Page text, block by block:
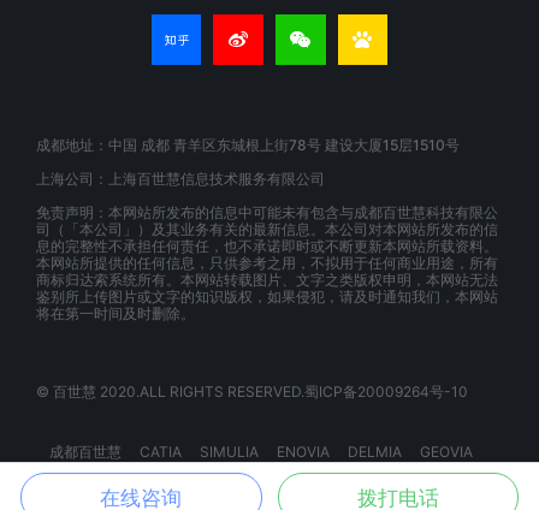
成都地址：中国 成都 青羊区东城根上街78号 建设大厦15层1510号
上海公司：上海百世慧信息技术服务有限公司
免责声明：本网站所发布的信息中可能未有包含与成都百世慧科技有限公
司（「本公司」）及其业务有关的最新信息。本公司对本网站所发布的信
息的完整性不承担任何责任，也不承诺即时或不断更新本网站所载资料。
本网站所提供的任何信息，只供参考之用，不拟用于任何商业用途，所有
商标归达索系统所有。本网站转载图片、文字之类版权申明，本网站无法
鉴别所上传图片或文字的知识版权，如果侵犯，请及时通知我们，本网站
将在第一时间及时删除。
© 百世慧 2020.ALL RIGHTS RESERVED.蜀ICP备20009264号-10
成都百世慧 CATIA SIMULIA ENOVIA DELMIA
GEOVIA
BIOVIA
EXALEAD 3DSPACEX 3DEXPERIENCE
在线咨询 拨打电话